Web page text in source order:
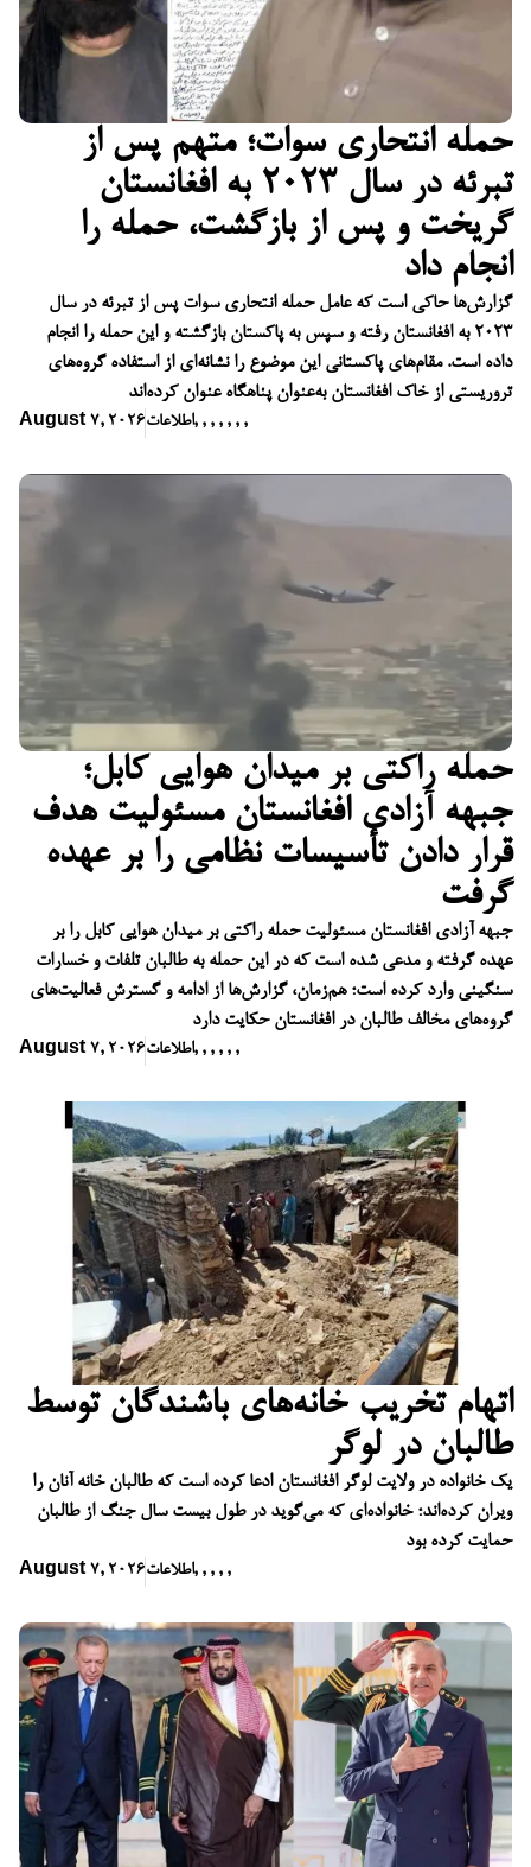
حمله انتحاری سوات؛ متهم پس از
تبرئه در سال ۲۰۲۳ به افغانستان
گریخت و پس از بازگشت، حمله را
انجام داد
گزارش‌ها حاکی است که عامل حمله انتحاری سوات پس از تبرئه در سال
۲۰۲۳ به افغانستان رفته و سپس به پاکستان بازگشته و این حمله را انجام
داده است. مقام‌های پاکستانی این موضوع را نشانه‌ای از استفاده گروه‌های
تروریستی از خاک افغانستان به‌عنوان پناهگاه عنوان کرده‌اند
August 7, 2026اطلاعات, , , , , , ,
حمله راکتی بر میدان هوایی کابل؛
جبهه آزادی افغانستان مسئولیت هدف
قرار دادن تأسیسات نظامی را بر عهده
گرفت
جبهه آزادی افغانستان مسئولیت حمله راکتی بر میدان هوایی کابل را بر
عهده گرفته و مدعی شده است که در این حمله به طالبان تلفات و خسارات
سنگینی وارد کرده است؛ هم‌زمان، گزارش‌ها از ادامه و گسترش فعالیت‌های
گروه‌های مخالف طالبان در افغانستان حکایت دارد
August 7, 2026اطلاعات, , , , , ,
اتهام تخریب خانه‌های باشندگان توسط
طالبان در لوگر
یک خانواده در ولایت لوگر افغانستان ادعا کرده است که طالبان خانه آنان را
ویران کرده‌اند؛ خانواده‌ای که می‌گوید در طول بیست سال جنگ از طالبان
حمایت کرده بود
August 7, 2026اطلاعات, , , , ,